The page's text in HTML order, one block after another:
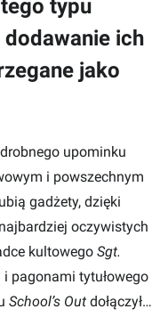
typu
ich
jako
upominku
i powszechnym
gadżety, dzięki
oczywistych
kultowego Sgt.
pagonami tytułowego
School’s Out dołączył…